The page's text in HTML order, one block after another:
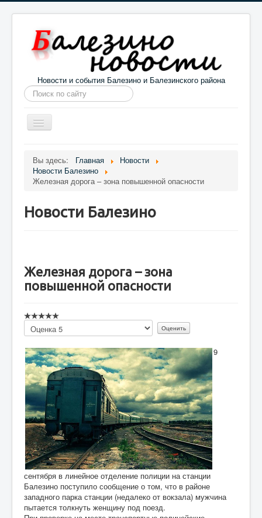
Новости и события Балезино и Балезинского района
Искать...
Toggle
Navigation
Информация Галерея
Вы здесь: Главная
Новости
Новости Балезино
Железная дорога – зона повышенной опасности
Новости Балезино
Железная дорога – зона
повышенной опасности
Пожалуйста,
оцените
9
сентября в линейное отделение полиции на станции
Балезино поступило сообщение о том, что в районе
западного парка станции (недалеко от вокзала) мужчина
пытается толкнуть женщину под поезд.